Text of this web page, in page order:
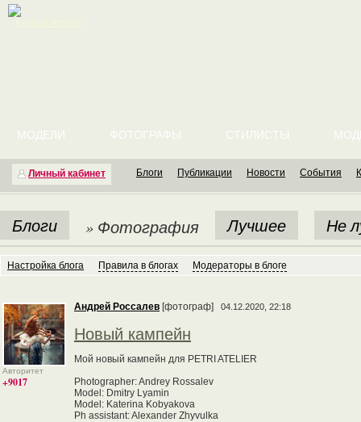
Личный кабинет
МОДЕЛИ ФОТОГРАФЫ СТИЛИСТЫ
Блоги Публикации Новости События
Блоги » Фотография Лучшее Не
Настройка блога Правила в блогах Модераторы в блоге
Авторитет
+9017
Андрей Россалев [фотограф] 04.12.2020, 22:18
Новый кампейн
Мой новый кампейн для PETRI ATELIER
Photographer: Andrey Rossalev
Model: Dmitry Lyamin
Model: Katerina Kobyakova
Ph assistant: Alexander Zhyvulka